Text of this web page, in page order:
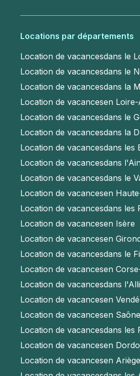
Locations par départements
Location de vacancesdans le
Location de vacancesdans le
Location de vacancesdans la
Location de vacancesen Loire-
Location de vacancesdans le
Location de vacancesdans la
Location de vacancesdans les
Location de vacancesdans
Location de vacancesdans le
Location de vacancesen
Location de vacancesdans les
Location de vacancesen Isère
Location de vacancesen
Location de vacancesdans le
Location de vacancesen
Location de vacancesdans
Location de vacancesen
Location de vacancesen
Location de vacancesdans les
Location de vacancesen
Location de vacancesen Ariège